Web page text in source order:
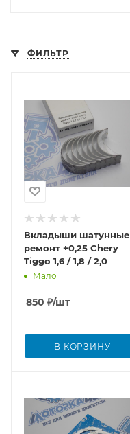
ФИЛЬТР
Вкладыши шатунные
ремонт +0,25 Chery
Tiggo 1,6 / 1,8 / 2,0
Мало
850 ₽/шт
В КОРЗИНУ